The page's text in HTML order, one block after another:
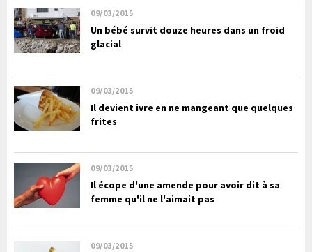
09/03/2015
Un bébé survit douze heures dans un froid
glacial
09/03/2015
Il devient ivre en ne mangeant que quelques
frites
09/03/2015
Il écope d'une amende pour avoir dit à sa
femme qu'il ne l'aimait pas
09/03/2015